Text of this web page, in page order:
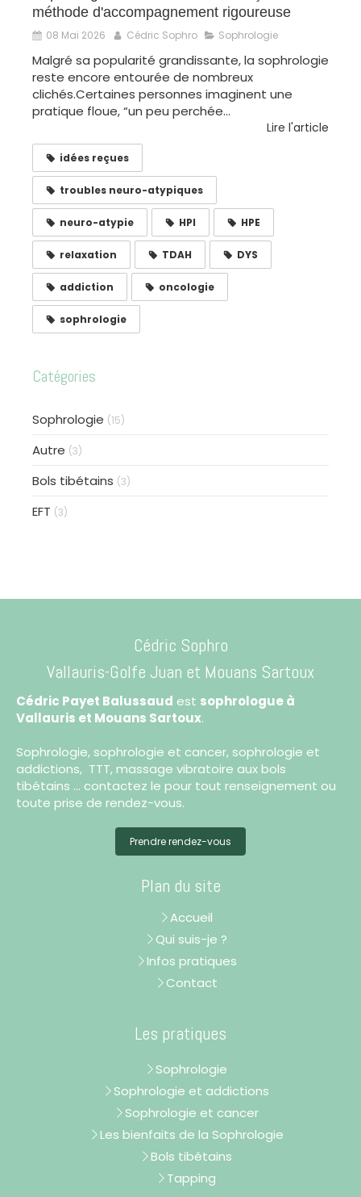
méthode d'accompagnement rigoureuse
08 Mai 2026 Cédric Sophro Sophrologie
Malgré sa popularité grandissante, la sophrologie
reste encore entourée de nombreux
clichés.Certaines personnes imaginent une
pratique floue, “un peu perchée...
Lire l'article
idées reçues
troubles neuro-atypiques
neuro-atypie HPI HPE
relaxation TDAH DYS
addiction oncologie
sophrologie
Catégories
Sophrologie (15)
Autre (3)
Bols tibétains (3)
EFT (3)
Cédric Sophro
Vallauris-Golfe Juan et Mouans Sartoux
Cédric Payet Balussaud est sophrologue à
Vallauris et Mouans Sartoux.
Sophrologie, sophrologie et cancer, sophrologie et
addictions, TTT, massage vibratoire aux bols
tibétains ... contactez le pour tout renseignement ou
toute prise de rendez-vous.
Prendre rendez-vous
Plan du site
Accueil
Qui suis-je ?
Infos pratiques
Contact
Les pratiques
Sophrologie
Sophrologie et addictions
Sophrologie et cancer
Les bienfaits de la Sophrologie
Bols tibétains
Tapping